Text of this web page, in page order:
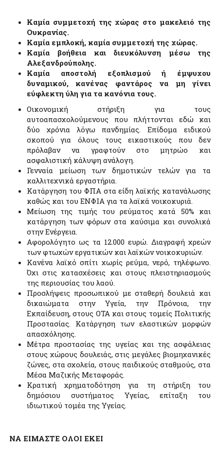
Καμία συμμετοχή της χώρας στο μακελειό της
Ουκρανίας.
Καμία εμπλοκή, καμία συμμετοχή της χώρας.
Καμία βοήθεια και διευκόλυνση μέσω της
Αλεξανδρούπολης.
Καμία αποστολή εξοπλισμού ή έμψυχου
δυναμικού, κανένας φαντάρος να μη γίνει
εύφλεκτη ύλη για τα κανόνια τους.
Οικονομική στήριξη για τους
αυτοαπασχολούμενους που πλήττονται εδώ και
δύο χρόνια λόγω πανδημίας. Επίδομα ειδικού
σκοπού για όλους τους εικαστικούς που δεν
πρόλαβαν να γραφτούν στο μητρώο και
ασφαλιστική κάλυψη ανάλογη.
Γενναία μείωση των δημοτικών τελών για τα
καλλιτεχνικά εργαστήρια.
Κατάργηση του ΦΠΑ στα είδη λαϊκής κατανάλωσης
καθώς και του ΕΝΦΙΑ για τα λαϊκά νοικοκυριά.
Μείωση της τιμής του ρεύματος κατά 50% και
κατάργηση των φόρων στα καύσιμα και συνολικά
στην Ενέργεια.
Αφορολόγητο ως τα 12.000 ευρώ. Διαγραφή χρεών
των φτωχών εργατικών και λαϊκών νοικοκυριών.
Κανένα λαϊκό σπίτι χωρίς ρεύμα, νερό, τηλέφωνο.
Όχι στις κατασχέσεις και στους πλειστηριασμούς
της περιουσίας του λαού.
Προσλήψεις προσωπικού με σταθερή δουλειά και
δικαιώματα στην Υγεία, την Πρόνοια, την
Εκπαίδευση, στους ΟΤΑ και στους τομείς Πολιτικής
Προστασίας. Κατάργηση των ελαστικών μορφών
απασχόλησης.
Μέτρα προστασίας της υγείας και της ασφάλειας
στους χώρους δουλειάς, στις μεγάλες βιομηχανικές
ζώνες, στα σχολεία, στους παιδικούς σταθμούς, στα
Μέσα Μαζικής Μεταφοράς.
Κρατική χρηματοδότηση για τη στήριξη του
δημόσιου συστήματος Υγείας, επίταξη του
ιδιωτικού τομέα της Υγείας.
ΝΑ ΕΙΜΑΣΤΕ ΟΛΟΙ ΕΚΕΙ